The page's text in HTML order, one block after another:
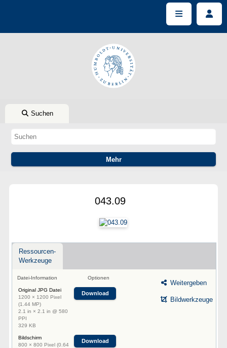
Suchen
043.09
Ressourcen-
Werkzeuge
Datei-Information Optionen
Original JPG Datei
1200 × 1200 Pixel
(1.44 MP)
2.1 in × 2.1 in @ 580
PPI
329 KB
Download
Bildschirm
800 × 800 Pixel (0.64
Download
Weitergeben
Bildwerkzeuge